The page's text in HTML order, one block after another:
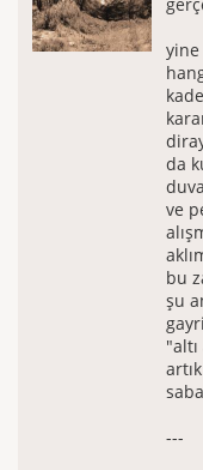
yine
da
ve
bu
şu
---